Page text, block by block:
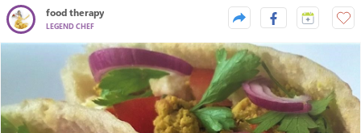
food therapy
LEGEND CHEF